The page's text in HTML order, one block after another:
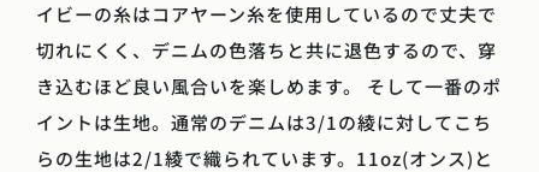
イビーの糸はコアヤーン糸を使用しているので丈夫で
切れにくく、デニムの色落ちと共に退色するので、穿
き込むほど良い風合いを楽しめます。 そして一番のポ
イントは生地。通常のデニムは3/1の綾に対してこち
らの生地は2/1綾で織られています。11oz(オンス)と